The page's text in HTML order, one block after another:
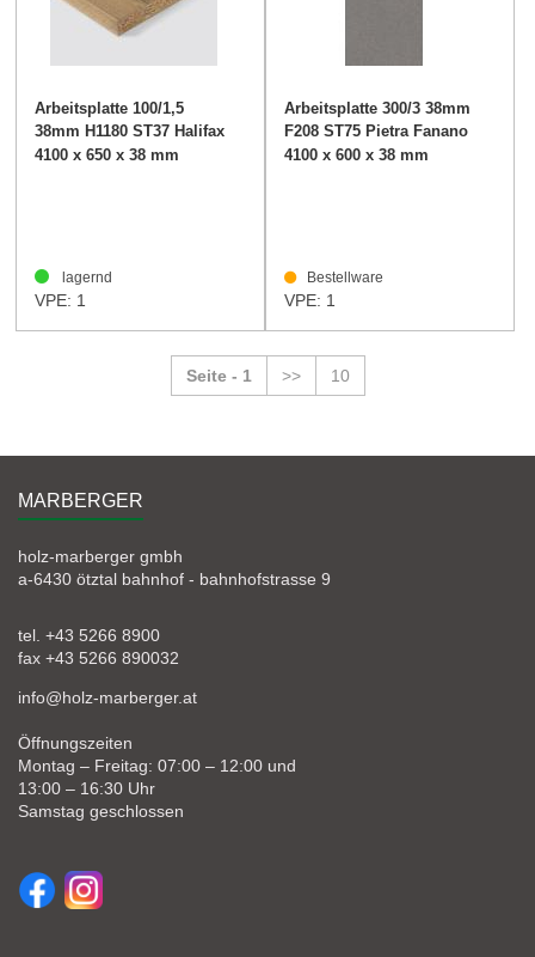
Arbeitsplatte 100/1,5
38mm H1180 ST37 Halifax
Eiche natur
4100 x 650 x 38 mm
lagernd
VPE: 1
Arbeitsplatte 300/3 38mm
F208 ST75 Pietra Fanano
grau
4100 x 600 x 38 mm
Bestellware
VPE: 1
Seite - 1 >> 10
MARBERGER
holz-marberger gmbh
a-6430 ötztal bahnhof - bahnhofstrasse 9
tel. +43 5266 8900
fax +43 5266 890032
info@holz-marberger.at
Öffnungszeiten
Montag – Freitag: 07:00 – 12:00 und
13:00 – 16:30 Uhr
Samstag geschlossen